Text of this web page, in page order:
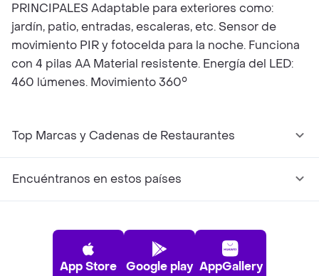
PRINCIPALES Adaptable para exteriores como:
jardín, patio, entradas, escaleras, etc. Sensor de
movimiento PIR y fotocelda para la noche. Funciona
con 4 pilas AA Material resistente. Energía del LED:
460 lúmenes. Movimiento 360°
Top Marcas y Cadenas de Restaurantes
Encuéntranos en estos países
App Store Google play AppGallery